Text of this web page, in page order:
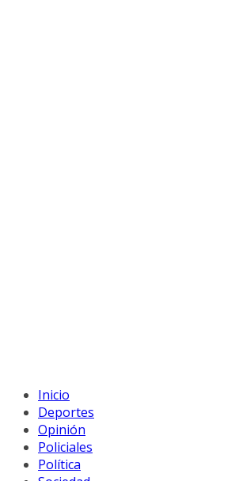
Inicio
Deportes
Opinión
Policiales
Política